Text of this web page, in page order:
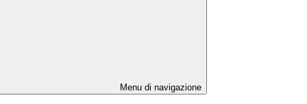
Menu di navigazione